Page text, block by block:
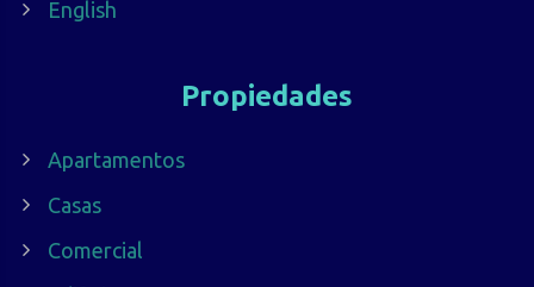
English
Propiedades
Apartamentos
Casas
Comercial